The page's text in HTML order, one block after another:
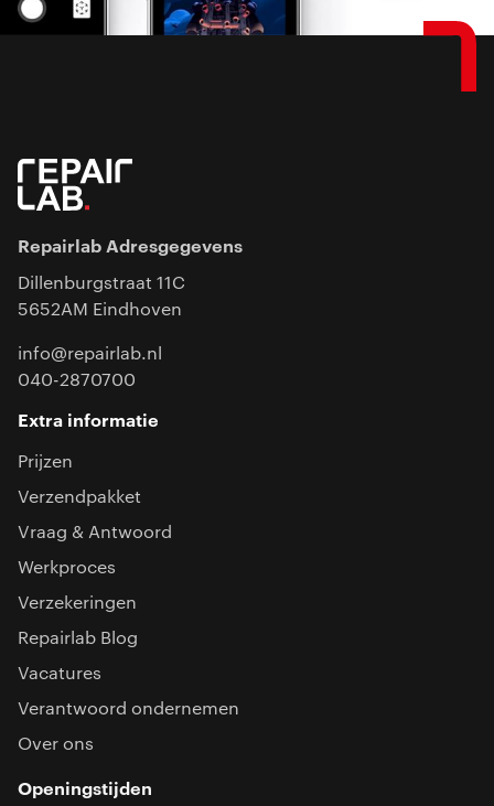
Repairlab Adresgegevens
Dillenburgstraat 11C
5652AM Eindhoven
info@repairlab.nl
040-2870700
Extra informatie
Prijzen
Verzendpakket
Vraag & Antwoord
Werkproces
Verzekeringen
Repairlab Blog
Vacatures
Verantwoord ondernemen
Over ons
Openingstijden